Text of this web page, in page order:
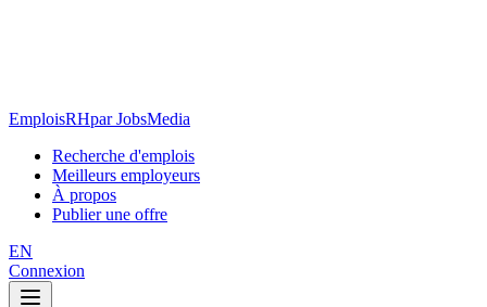
EmploisRHpar JobsMedia
Recherche d'emplois
Meilleurs employeurs
À propos
Publier une offre
EN
Connexion